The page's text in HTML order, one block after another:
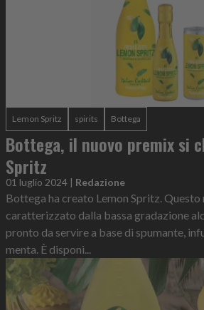
Lemon Spritz spirits Bottega
Bottega, il nuovo premix si
Spritz
01 luglio 2024 | Redazione
Bottega ha creato Lemon Spritz.
caratterizzato dalla bassa gradazione
pronto da servire a base di spumante,
menta. È disponi...